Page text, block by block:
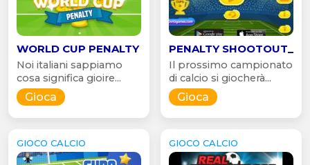
WORLD CUP PENALTY
Noi italiani sappiamo
cosa significa gioire...
Gioca
PENALTY SHOOTOUT_
Il prossimo campionato
di calcio si giocherà...
Gioca
GIOCO CALCIO GIOCO CALCIO